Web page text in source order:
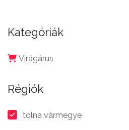
Kategóriák
Virágárus
Régiók
tolna vármegye